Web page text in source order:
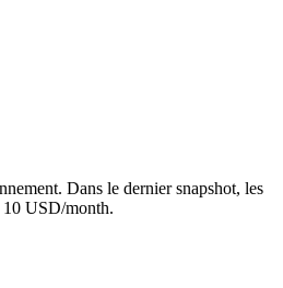
Dans le dernier snapshot, les
10 USD/month.